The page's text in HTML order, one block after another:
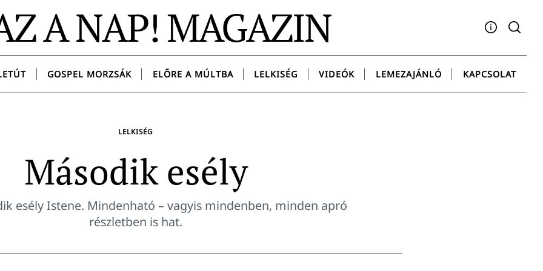
A NAP! MAGAZIN
Facebook
YouTubeInstagram
TwitterSpotify
GOSPEL MORZSÁK ELŐRE A MÚLTBA LELKISÉG VIDEÓK LEMEZAJÁNLÓ KAPCSOLAT
LELKISÉG
Második esély
esély Istene. Mindenható – vagyis mindenben, minden apró
részletben is hat.